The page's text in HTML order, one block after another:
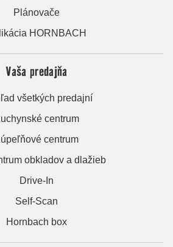
Plánovače
HORNBACH
Vaša predajňa
všetkých predajní
centrum
centrum
obkladov a dlažieb
Drive-In
Self-Scan
Hornbach box